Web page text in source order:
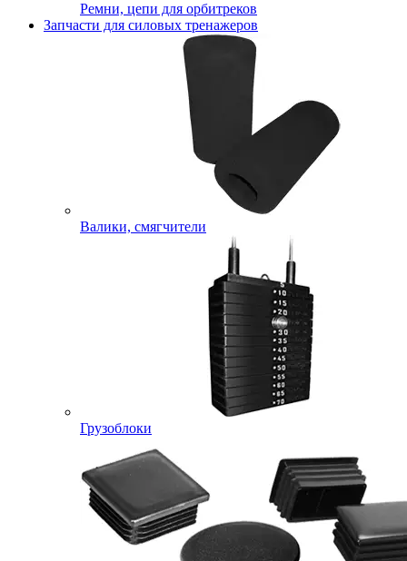
Ремни, цепи для орбитреков
Запчасти для силовых тренажеров
Валики, смягчители
Грузоблоки